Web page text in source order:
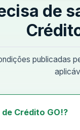
de
publicadas
Crédito GO!?